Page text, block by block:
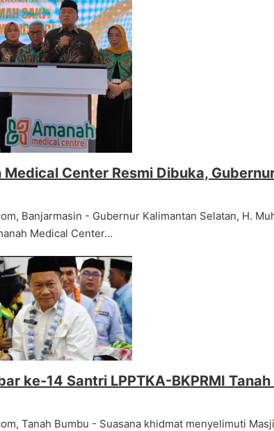
Medical Center Resmi Dibuka,
Banjarmasin - Gubernur Kalimantan Selatan, H.
Medical Center…
ke-14 Santri LPPTKA-BKPRMI
Tanah Bumbu - Suasana khidmat menyelimuti